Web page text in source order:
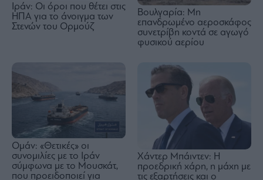
Ιράν: Οι όροι που θέτει στις
ΗΠΑ για το άνοιγμα των
Στενών του Ορμούζ
Βουλγαρία: Μη
επανδρωμένο αεροσκάφος
συνετρίβη κοντά σε αγωγό
φυσικού αερίου
Ομάν: «Θετικές» οι
συνομιλίες με το Ιράν
σύμφωνα με το Μουσκάτ,
που προειδοποιεί για
Χάντερ Μπάιντεν: Η
προεδρική χάρη, η μάχη με
τις εξαρτήσεις και ο